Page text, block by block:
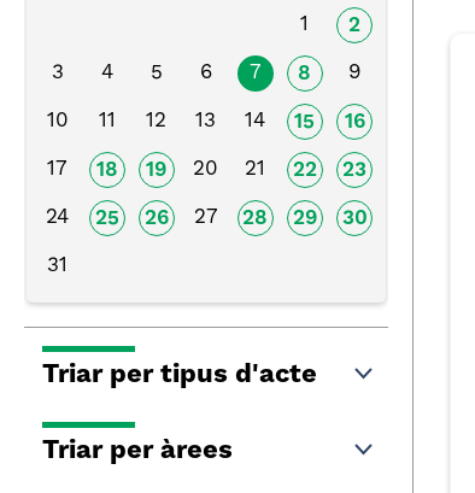
1 2
3 4 5 6 7 8 9
10 11 12 13 14 15 16
17 18 19 20 21 22 23
24 25 26 27 28 29 30
31
Triar per tipus d'acte
Triar per àrees